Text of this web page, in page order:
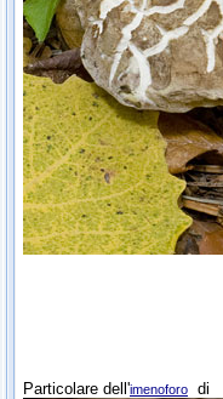
Particolare dell'imenoforo di